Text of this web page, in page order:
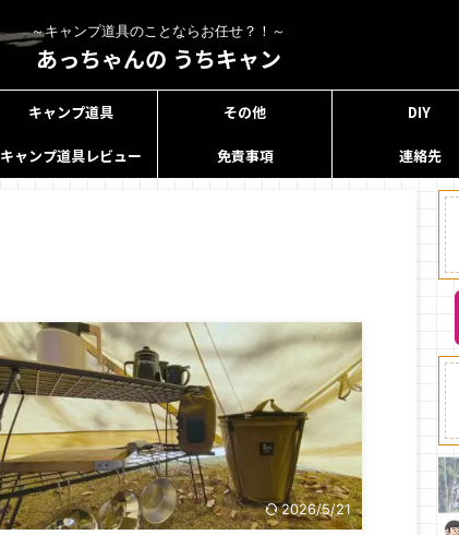
～キャンプ道具のことならお任せ？！～
あっちゃんの うちキャン
キャンプ道具 その他 DIY
キャンプ道具レビュー 免責事項 連絡先
2026/5/21